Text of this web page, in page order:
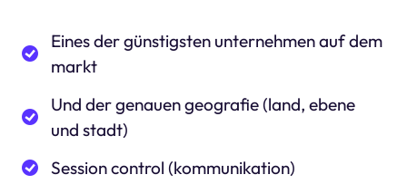
Eines der günstigsten unternehmen auf dem
markt
Und der genauen geografie (land, ebene
und stadt)
Session control (kommunikation)